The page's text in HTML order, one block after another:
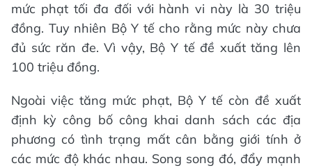
mức phạt tối đa đối với hành vi này là 30 triệu
đồng. Tuy nhiên Bộ Y tế cho rằng mức này chưa
đủ sức răn đe. Vì vậy, Bộ Y tế đề xuất tăng lên
100 triệu đồng.
Ngoài việc tăng mức phạt, Bộ Y tế còn đề xuất
định kỳ công bố công khai danh sách các địa
phương có tình trạng mất cân bằng giới tính ở
các mức độ khác nhau. Song song đó, đẩy mạnh